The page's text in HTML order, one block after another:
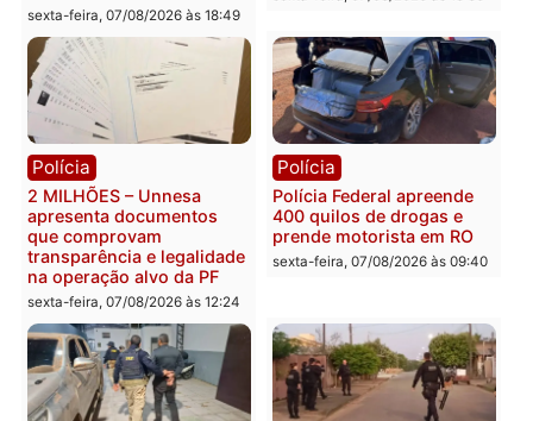
Política
Marcos Rogério apresenta
Plano de Governo com
228 projetos, metas
públicas e
acompanhamento de
resultados
sexta-feira, 07/08/2026 às 18:49
Política
Eleições 2026: Pastor
Evanildo pode ser o
primeiro pastor de
Rondônia na Câmara
Federal
sexta-feira, 07/08/2026 às